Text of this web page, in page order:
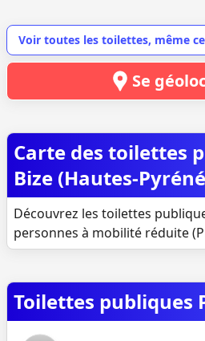
Voir toutes les toilettes, même
Se
Carte des toilettes
Bize (Hautes-
Découvrez les toilettes
personnes à mobilité réduite
Toilettes publiques